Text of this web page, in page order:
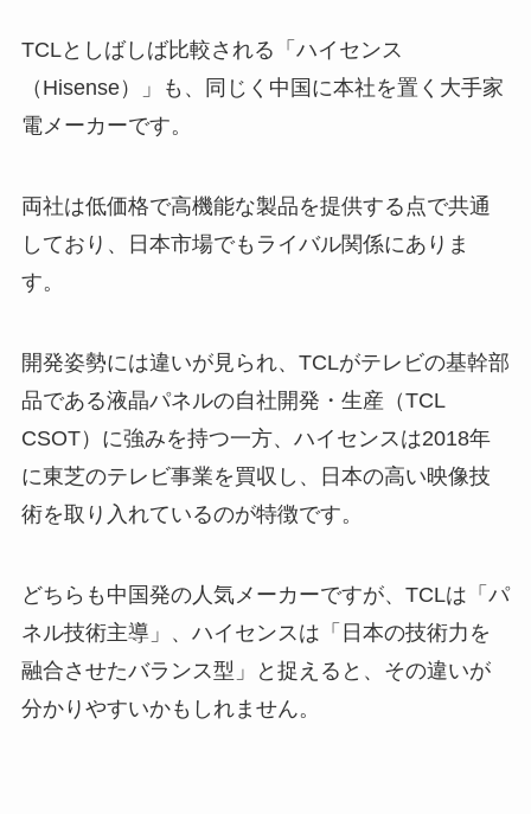
TCLとしばしば比較される「ハイセンス
（Hisense）」も、同じく中国に本社を置く大手家
電メーカーです。
両社は低価格で高機能な製品を提供する点で共通
しており、日本市場でもライバル関係にありま
す。
開発姿勢には違いが見られ、TCLがテレビの基幹部
品である液晶パネルの自社開発・生産（TCL
CSOT）に強みを持つ一方、ハイセンスは2018年
に東芝のテレビ事業を買収し、日本の高い映像技
術を取り入れているのが特徴です。
どちらも中国発の人気メーカーですが、TCLは「パ
ネル技術主導」、ハイセンスは「日本の技術力を
融合させたバランス型」と捉えると、その違いが
分かりやすいかもしれません。